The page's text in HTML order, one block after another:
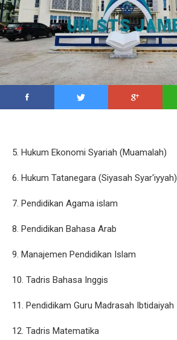
5. Hukum Ekonomi Syariah (Muamalah)
6. Hukum Tatanegara (Siyasah Syar'iyyah)
7. Pendidikan Agama islam
8. Pendidikan Bahasa Arab
9. Manajemen Pendidikan Islam
10. Tadris Bahasa Inggis
11. Pendidikam Guru Madrasah Ibtidaiyah
12. Tadris Matematika